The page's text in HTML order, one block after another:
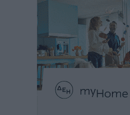
Iατρικός Σύλλογος Ροδου προς
Στρατηγικές Προτάσεις για την
Δημόσιας Υγείας στη
Νοσοκομεία της Γ΄ Ζώνης
Τοπικές Ειδήσεις• πριν 8 ώρες
Πάνθηρες: Ξεκίνησαν